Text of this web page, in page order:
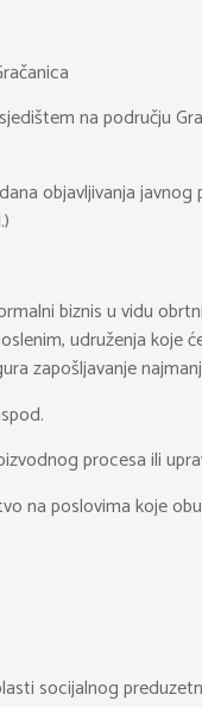
na području
objavljivanja
biznis u vidu
udruženja
zapošljavanje
procesa ili
na poslovima koje
socijalnog